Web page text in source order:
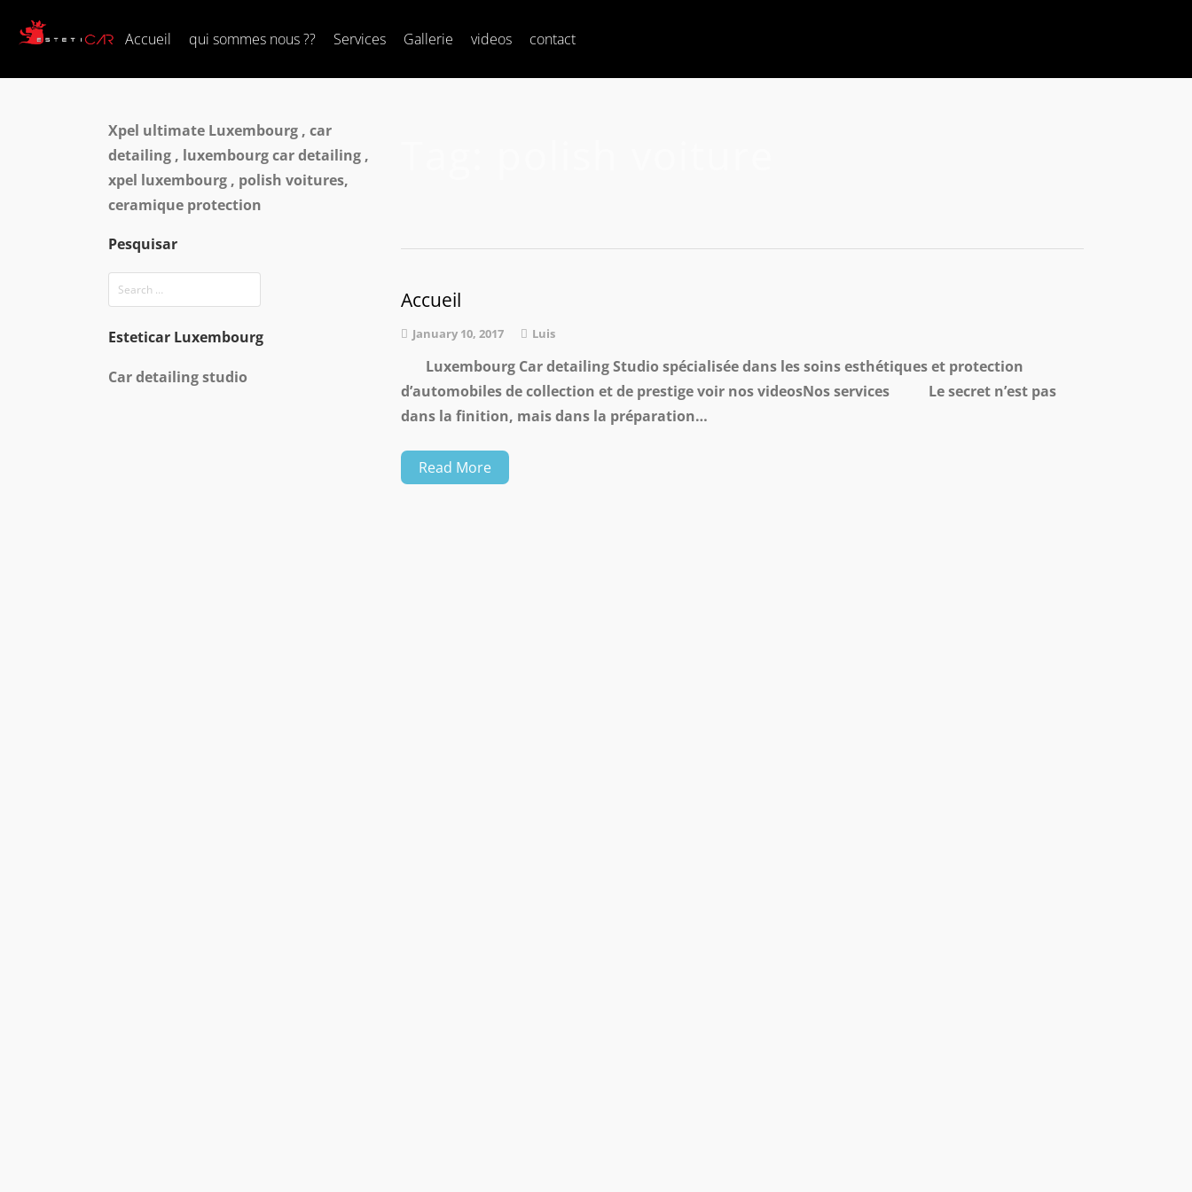
Accueil qui sommes nous ?? Services Gallerie videos contact
Xpel ultimate Luxembourg , car
detailing , luxembourg car detailing ,
xpel luxembourg , polish voitures,
ceramique protection
Pesquisar
Esteticar Luxembourg
Car detailing studio
Accueil
January 10, 2017 Luis
Luxembourg Car detailing Studio spécialisée dans les soins esthétiques et protection
d’automobiles de collection et de prestige voir nos videosNos services Le secret n’est pas
dans la finition, mais dans la préparation…
Read More